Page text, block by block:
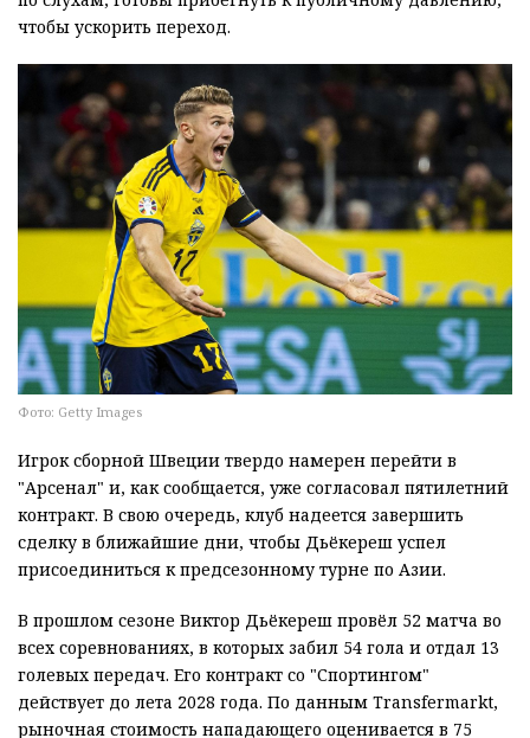
чтобы ускорить переход.
Фото: Getty Images
Игрок сборной Швеции твердо намерен перейти в
"Арсенал" и, как сообщается, уже согласовал пятилетний
контракт. В свою очередь, клуб надеется завершить
сделку в ближайшие дни, чтобы Дьёкереш успел
присоединиться к предсезонному турне по Азии.
В прошлом сезоне Виктор Дьёкереш провёл 52 матча во
всех соревнованиях, в которых забил 54 гола и отдал 13
голевых передач. Его контракт со "Спортингом"
действует до лета 2028 года. По данным Transfermarkt,
рыночная стоимость нападающего оценивается в 75